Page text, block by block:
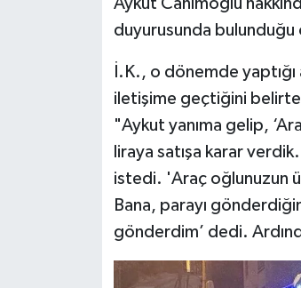
Aykut Canımoğlu
duyurusunda
İ.K., o dönemde yaptığı
iletişime geçtiğini
"Aykut yanıma gelip,
liraya satışa karar
istedi. 'Araç oğlunuzun
Bana, parayı
gönderdim’ dedi.